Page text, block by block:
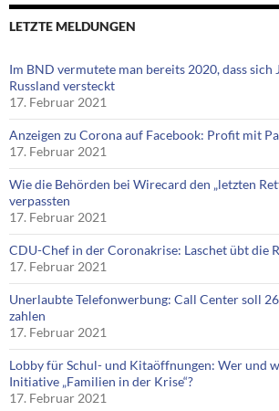
LETZTE MELDUNGEN
Im BND vermutete man bereits 2020, dass sich
Russland versteckt
17. Februar 2021
Anzeigen zu Corona auf Facebook: Profit mit
17. Februar 2021
Wie die Behörden bei Wirecard den „letzten
verpassten
17. Februar 2021
CDU-Chef in der Coronakrise: Laschet übt die
17. Februar 2021
Unerlaubte Telefonwerbung: Call Center soll
zahlen
17. Februar 2021
Lobby für Schul- und Kitaöffnungen: Wer und
Initiative „Familien in der Krise“?
17. Februar 2021